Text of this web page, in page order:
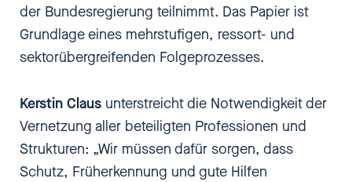
der Bundesregierung teilnimmt. Das Papier ist
Grundlage eines mehrstufigen, ressort- und
sektorübergreifenden Folgeprozesses.
Kerstin Claus unterstreicht die Notwendigkeit der
Vernetzung aller beteiligten Professionen und
Strukturen: „Wir müssen dafür sorgen, dass
Schutz, Früherkennung und gute Hilfen